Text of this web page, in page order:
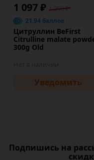
1 097 ₽ 1 290 ₽
21.94 баллов
Цитруллин BeFirst
Citrulline malate
300g Old
Уведомить
Подпишись на